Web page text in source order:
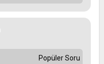
Popüler Soru